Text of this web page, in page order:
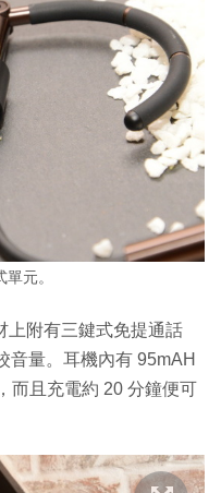
元。
上附有三鍵式免提通話
音量。耳機內有 95mAH
而且充電約 20 分鐘便可